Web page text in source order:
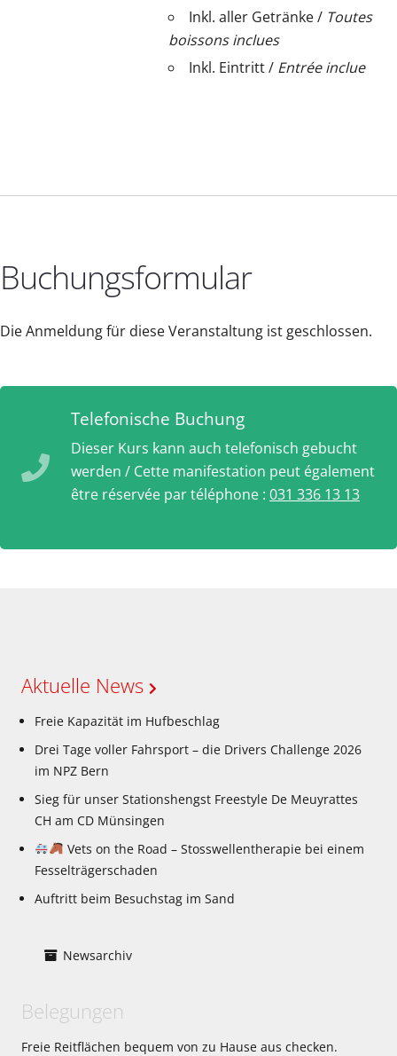
Inkl. aller Getränke / Toutes
boissons inclues
Inkl. Eintritt / Entrée inclue
Buchungsformular
Die Anmeldung für diese Veranstaltung ist geschlossen.
Telefonische Buchung
Dieser Kurs kann auch telefonisch gebucht
werden / Cette manifestation peut également
être réservée par téléphone : 031 336 13 13
Aktuelle News
Freie Kapazität im Hufbeschlag
Drei Tage voller Fahrsport – die Drivers Challenge 2026
im NPZ Bern
Sieg für unser Stationshengst Freestyle De Meuyrattes
CH am CD Münsingen
Vets on the Road – Stosswellentherapie bei einem
Fesselträgerschaden
Auftritt beim Besuchstag im Sand
Newsarchiv
Belegungen
Freie Reitflächen bequem von zu Hause aus checken.